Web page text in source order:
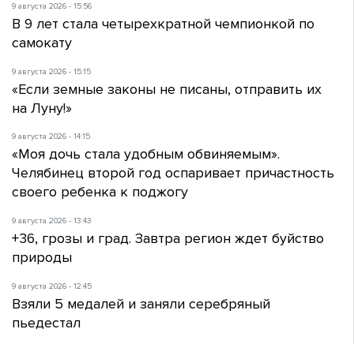
9 августа 2026 - 15:56
В 9 лет стала четырехкратной чемпионкой по
самокату
9 августа 2026 - 15:15
«Если земные законы не писаны, отправить их
на Луну!»
9 августа 2026 - 14:15
«Моя дочь стала удобным обвиняемым».
Челябинец второй год оспаривает причастность
своего ребенка к поджогу
9 августа 2026 - 13:43
+36, грозы и град. Завтра регион ждет буйство
природы
9 августа 2026 - 12:45
Взяли 5 медалей и заняли серебряный
пьедестал